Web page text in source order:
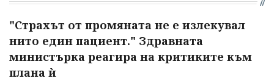
"Страхът от промяната не е излекувал
нито един пациент." Здравната
министърка реагира на критиките към
плана ѝ